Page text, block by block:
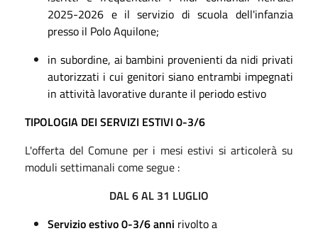
2025-2026 e il servizio di scuola dell'infanzia
presso il Polo Aquilone;
in subordine, ai bambini provenienti da nidi privati
autorizzati i cui genitori siano entrambi impegnati
in attività lavorative durante il periodo estivo
TIPOLOGIA DEI SERVIZI ESTIVI 0-3/6
L'offerta del Comune per i mesi estivi si articolerà su
moduli settimanali come segue :
DAL 6AL 31 LUGLIO
Servizio estivo 0-3/6anni rivolto a